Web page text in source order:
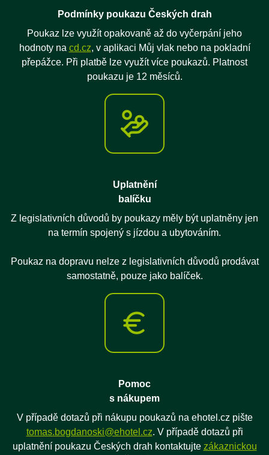
Podmínky poukazu Českých drah
Poukaz lze využít opakovaně až do vyčerpání jeho
hodnoty na cd.cz, v aplikaci Můj vlak nebo na pokladní
přepážce. Při platbě lze využít více poukazů. Platnost
poukazu je 12 měsíců.
Uplatnění
balíčku
Z legislativních důvodů by poukazy měly být uplatněny jen
na termín spojený s jízdou a ubytováním.
Poukaz na dopravu nelze z legislativních důvodů prodávat
samostatně, pouze jako balíček.
Pomoc
s nákupem
V případě dotazů při nákupu poukazů na ehotel.cz pište
tomas.bogdanoski@ehotel.cz. V případě dotazů při
uplatnění poukazu Českých drah kontaktujte zákaznickou